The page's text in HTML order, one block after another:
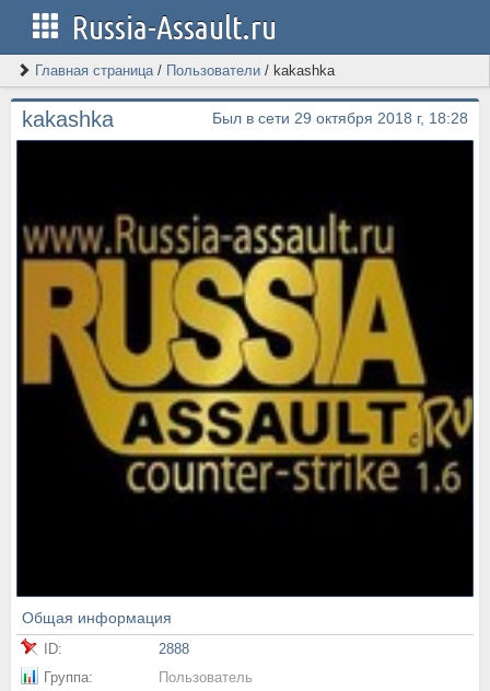
Russia-Assault.ru
Главная страница/ Пользователи / kakashka
kakashka Был в сети 29 октября 2018 г, 18:28
Общая информация
ID:
2888
Группа:
Пользователь